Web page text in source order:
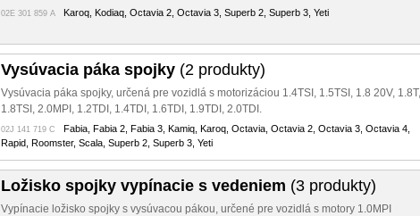
02E 301 859 A Karoq, Kodiaq, Octavia 2, Octavia 3, Superb 2, Superb 3, Yeti
Vysúvacia páka spojky (2 produkty)
Vysúvacia páka spojky, určená pre vozidlá s motorizáciou 1.4TSI, 1.5TSI, 1.8 20V, 1.8T,
1.8TSI, 2.0MPI, 1.2TDI, 1.4TDI, 1.6TDI, 1.9TDI, 2.0TDI.
02J 141 719 C Fabia, Fabia 2, Fabia 3, Kamiq, Karoq, Octavia, Octavia 2, Octavia 3, Octavia 4,
Rapid, Roomster, Scala, Superb 2, Superb 3, Yeti
Ložisko spojky vypínacie s vedeniem (3 produkty)
Vypínacie ložisko spojky s vysúvacou pákou, určené pre vozidlá s motory 1.0MPI